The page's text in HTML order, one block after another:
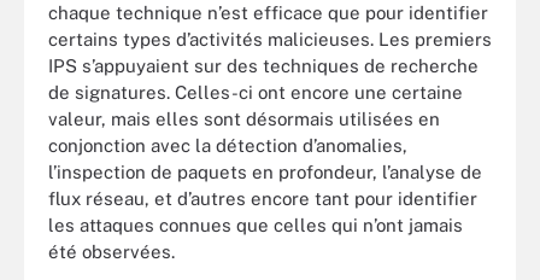
chaque technique n’est efficace que pour identifier
certains types d’activités malicieuses. Les premiers
IPS s’appuyaient sur des techniques de recherche
de signatures. Celles-ci ont encore une certaine
valeur, mais elles sont désormais utilisées en
conjonction avec la détection d’anomalies,
l’inspection de paquets en profondeur, l’analyse de
flux réseau, et d’autres encore tant pour identifier
les attaques connues que celles qui n’ont jamais
été observées.